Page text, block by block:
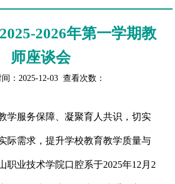
2026年第一学期教
师座谈会
：2025-12-03 查看次数：
学服务保障、凝聚育人共识，切实
际需求，提升学校教育教学质量与
职业技术学院口腔系于2025年12月2